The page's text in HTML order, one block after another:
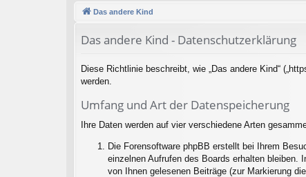
Das andere Kind
Das andere Kind - Datenschutzerklärung
Diese Richtlinie beschreibt, wie „Das andere Kind“
werden.
Umfang und Art der Datenspeicherung
Ihre Daten werden auf vier verschiedene Arten
Die Forensoftware phpBB erstellt bei Ihrem
einzelnen Aufrufen des Boards erhalten bleiben.
von Ihnen gelesenen Beiträge (zur Markierung